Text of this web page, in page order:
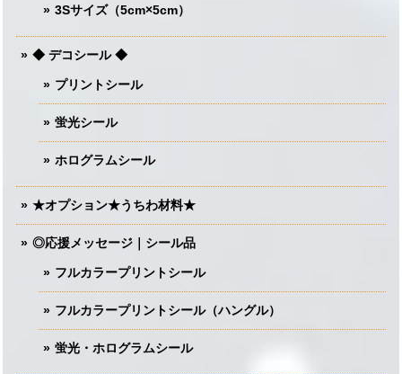
3Sサイズ（5cm×5cm）
◆ デコシール ◆
プリントシール
蛍光シール
ホログラムシール
★オプション★うちわ材料★
◎応援メッセージ｜シール品
フルカラープリントシール
フルカラープリントシール（ハングル）
蛍光・ホログラムシール